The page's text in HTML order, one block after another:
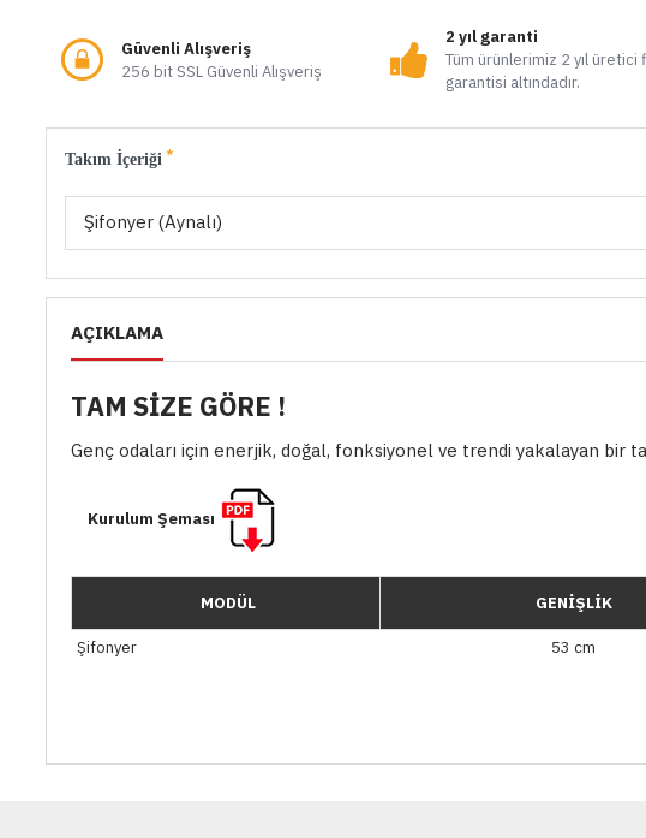
Güvenli Alışveriş
256 bit SSL Güvenli Alışveriş
2 yıl garanti
Tüm ürünlerimiz 2 yıl üretici
garantisi altındadır.
Takım İçeriği
Şifonyer (Aynalı)
AÇIKLAMA
TAM SİZE GÖRE !
Genç odaları için enerjik, doğal, fonksiyonel ve trendi yakalayan bir
Kurulum Şeması
MODÜL GENİŞLİK
Şifonyer 53 cm